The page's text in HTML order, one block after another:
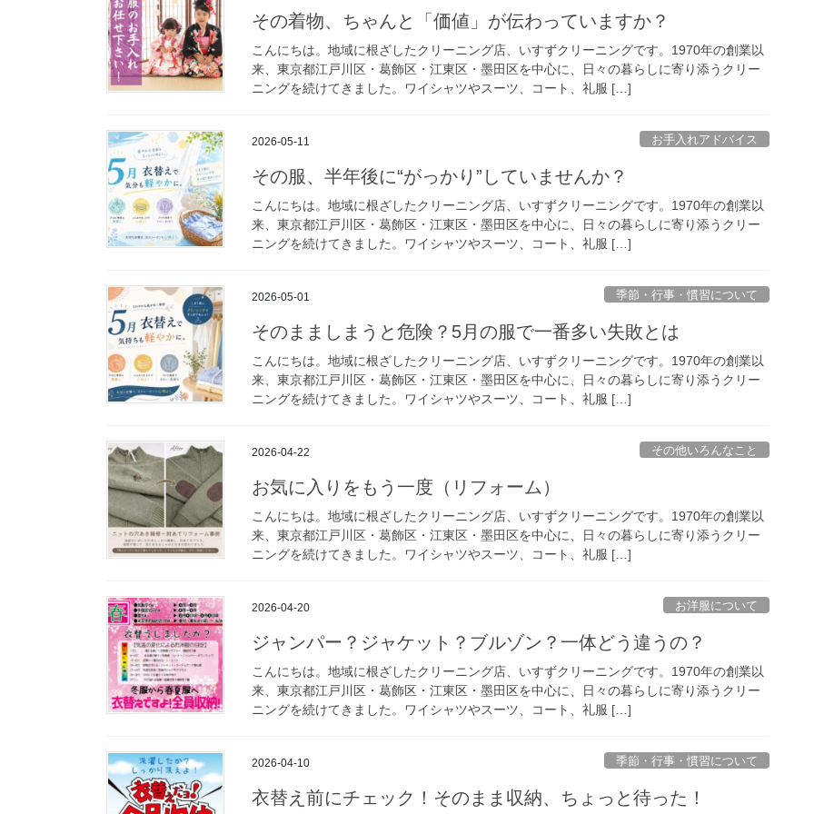
その着物、ちゃんと「価値」が伝わっていますか？
こんにちは。地域に根ざしたクリーニング店、いすずクリーニングです。1970年の創業以
来、東京都江戸川区・葛飾区・江東区・墨田区を中心に、日々の暮らしに寄り添うクリー
ニングを続けてきました。ワイシャツやスーツ、コート、礼服 […]
2026-05-11 お手入れアドバイス
その服、半年後に“がっかり”していませんか？
こんにちは。地域に根ざしたクリーニング店、いすずクリーニングです。1970年の創業以
来、東京都江戸川区・葛飾区・江東区・墨田区を中心に、日々の暮らしに寄り添うクリー
ニングを続けてきました。ワイシャツやスーツ、コート、礼服 […]
2026-05-01 季節・行事・慣習について
そのまましまうと危険？5月の服で一番多い失敗とは
こんにちは。地域に根ざしたクリーニング店、いすずクリーニングです。1970年の創業以
来、東京都江戸川区・葛飾区・江東区・墨田区を中心に、日々の暮らしに寄り添うクリー
ニングを続けてきました。ワイシャツやスーツ、コート、礼服 […]
2026-04-22 その他いろんなこと
お気に入りをもう一度（リフォーム）
こんにちは。地域に根ざしたクリーニング店、いすずクリーニングです。1970年の創業以
来、東京都江戸川区・葛飾区・江東区・墨田区を中心に、日々の暮らしに寄り添うクリー
ニングを続けてきました。ワイシャツやスーツ、コート、礼服 […]
2026-04-20 お洋服について
ジャンパー？ジャケット？ブルゾン？一体どう違うの？
こんにちは。地域に根ざしたクリーニング店、いすずクリーニングです。1970年の創業以
来、東京都江戸川区・葛飾区・江東区・墨田区を中心に、日々の暮らしに寄り添うクリー
ニングを続けてきました。ワイシャツやスーツ、コート、礼服 […]
2026-04-10 季節・行事・慣習について
衣替え前にチェック！そのまま収納、ちょっと待った！